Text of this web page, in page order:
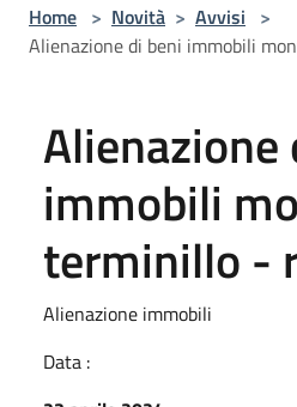
Home > Novità > Avvisi >
Alienazione di beni immobili
Alienazione
immobili
terminillo -
Alienazione immobili
Data :